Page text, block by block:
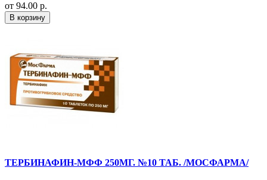
от 94.00 р.
В корзину
ТЕРБИНАФИН-МФФ 250МГ. №10 ТАБ. /МОСФАРМА/